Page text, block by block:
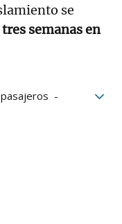
se
tres semanas en
pasajeros